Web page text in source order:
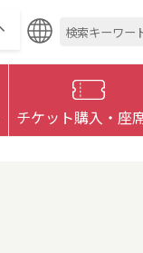
検
チケット購入・座